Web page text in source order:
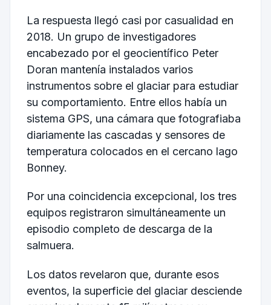
La respuesta llegó casi por casualidad en
2018. Un grupo de investigadores
encabezado por el geocientífico Peter
Doran mantenía instalados varios
instrumentos sobre el glaciar para estudiar
su comportamiento. Entre ellos había un
sistema GPS, una cámara que fotografiaba
diariamente las cascadas y sensores de
temperatura colocados en el cercano lago
Bonney.
Por una coincidencia excepcional, los tres
equipos registraron simultáneamente un
episodio completo de descarga de la
salmuera.
Los datos revelaron que, durante esos
eventos, la superficie del glaciar desciende